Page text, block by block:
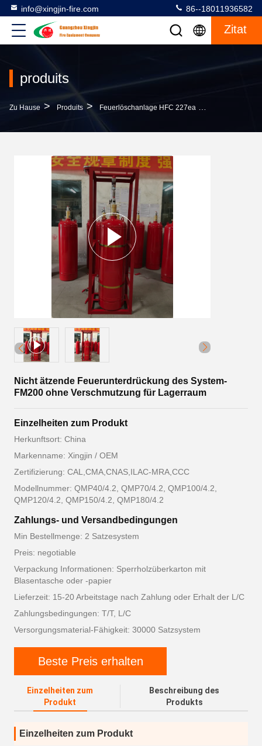
info@xingjin-fire.com 86--18011936582
Zitat
produits
Zu Hause > Produits > Feuerlöschanlage HFC 227ea >
Nicht ätzende Feuerunterdrückung des System-
FM200 ohne Verschmutzung für Lagerraum
Einzelheiten zum Produkt
Herkunftsort: China
Markenname: Xingjin / OEM
Zertifizierung: CAL,CMA,CNAS,ILAC-MRA,CCC
Modellnummer: QMP40/4.2, QMP70/4.2, QMP100/4.2,
QMP120/4.2, QMP150/4.2, QMP180/4.2
Zahlungs- und Versandbedingungen
Min Bestellmenge: 2 Satzesystem
Preis: negotiable
Verpackung Informationen: Sperrholzüberkarton mit
Blasentasche oder -papier
Lieferzeit: 15-20 Arbeitstage nach Zahlung oder Erhalt der L/C
Zahlungsbedingungen: T/T, L/C
Versorgungsmaterial-Fähigkeit: 30000 Satzsystem
Beste Preis erhalten
Einzelheiten zum
Produkt
Beschreibung des
Produkts
Einzelheiten zum Produkt